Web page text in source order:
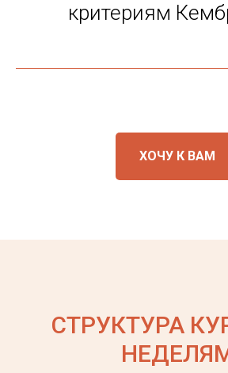
критериям
ХОЧУ К ВАМ
СТРУКТУРА